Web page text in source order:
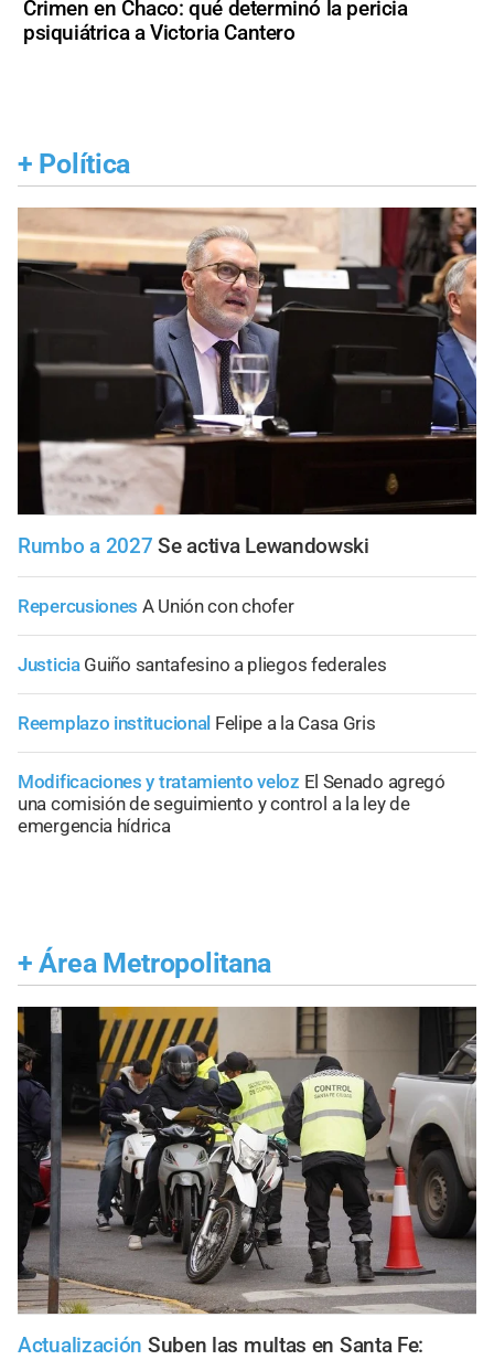
Crimen en Chaco: qué determinó la pericia
psiquiátrica a Victoria Cantero
+ Política
Rumbo a 2027 Se activa Lewandowski
Repercusiones A Unión con chofer
Justicia Guiño santafesino a pliegos federales
Reemplazo institucional Felipe a la Casa Gris
Modificaciones y tratamiento veloz El Senado agregó
una comisión de seguimiento y control a la ley de
emergencia hídrica
+ Área Metropolitana
Actualización Suben las multas en Santa Fe: